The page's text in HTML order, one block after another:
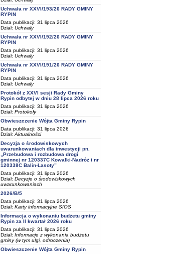
Uchwała nr XXVI/193/26 RADY GMINY
RYPIN
Data publikacji: 31 lipca 2026
Dział: Uchwały
Uchwała nr XXVI/192/26 RADY GMINY
RYPIN
Data publikacji: 31 lipca 2026
Dział: Uchwały
Uchwała nr XXVI/191/26 RADY GMINY
RYPIN
Data publikacji: 31 lipca 2026
Dział: Uchwały
Protokół z XXVI sesji Rady Gminy
Rypin odbytej w dniu 28 lipca 2026 roku
Data publikacji: 31 lipca 2026
Dział: Protokoły
Obwieszczenie Wójta Gminy Rypin
Data publikacji: 31 lipca 2026
Dział: Aktualności
Decyzja o środowiskowych
uwarunkowaniach dla inwestycji pn.
„Przebudowa i rozbudowa drogi
gminnej nr 120337C Kowalki-Nadróż i nr
120338C Balin-Lasoty”
Data publikacji: 31 lipca 2026
Dział: Decyzje o środowiskowych
uwarunkowaniach
2026/B/5
Data publikacji: 31 lipca 2026
Dział: Karty informacyjne SIOS
Informacja o wykonaniu budżetu gminy
Rypin za II kwartał 2026 roku
Data publikacji: 31 lipca 2026
Dział: Informacje z wykonania budżetu
gminy (w tym ulgi, odroczenia)
Obwieszczenie Wójta Gminy Rypin